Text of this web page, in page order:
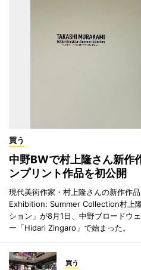
買う
中野BWで村上隆さん新
ンプリント作品を初公開
現代美術作家・村上隆さんの新作作
Exhibition: Summer Collection村上
ション」が8月1日、中野ブロードウ
ー「Hidari Zingaro」で始まった。
買う